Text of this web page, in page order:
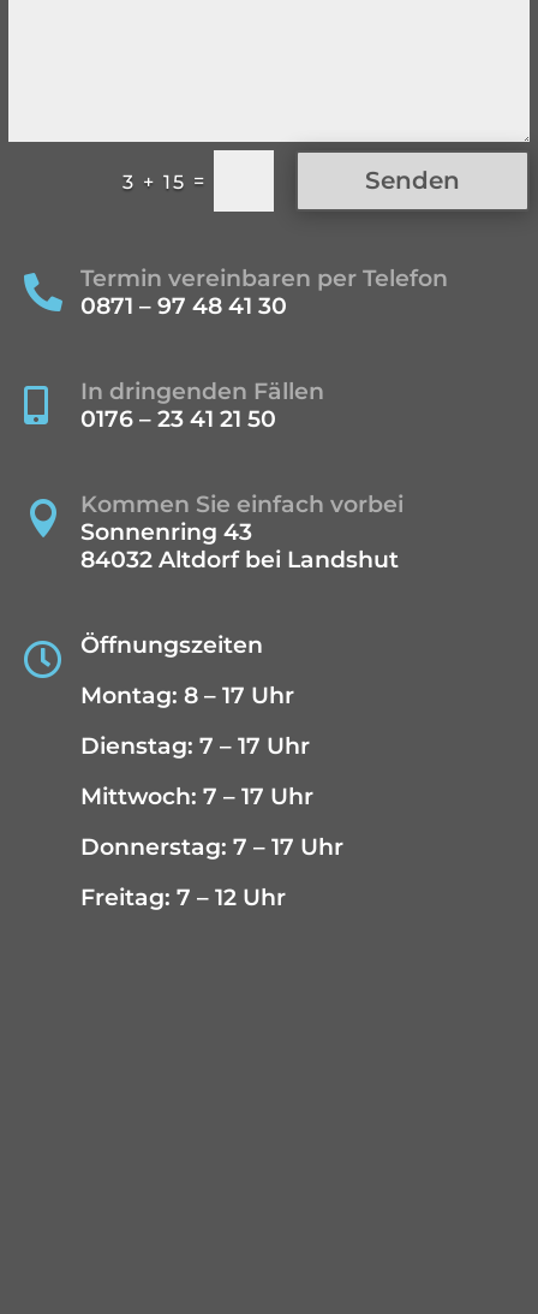
3 + 15 = Senden

Termin vereinbaren per Telefon
0871 – 97 48 41 30

In dringenden Fällen
0176 – 23 41 21 50

Kommen Sie einfach vorbei
Sonnenring 43
84032 Altdorf bei Landshut

Öffnungszeiten
Montag: 8 – 17 Uhr
Dienstag: 7 – 17 Uhr
Mittwoch: 7 – 17 Uhr
Donnerstag: 7 – 17 Uhr
Freitag: 7 – 12 Uhr